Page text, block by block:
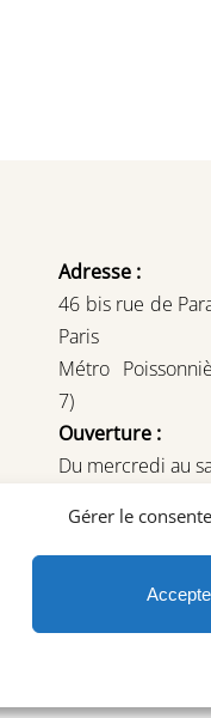
Gérer le
Adresse :
46 bis rue de
Paris
Métro
7)
Ouverture :
Du mercredi au
ou sur rendez-